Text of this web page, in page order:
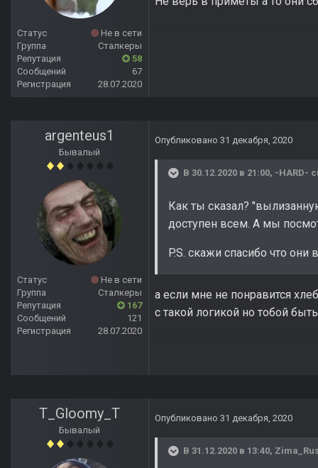
Статус
Не в сети
Группа
Сталкеры
Репутация
58
Сообщений
67
Регистрация
28.07.2020
argenteus1
Бывалый
Статус
Не в сети
Группа
Сталкеры
Репутация
167
Сообщений
121
Регистрация
28.07.2020
Опубликовано 31 декабря, 2020
В 30.12.2020 в 21:00, -HARD-
Как ты сказал?
доступен всем. А мы
P.S. скажи спасибо что
а если мне не понравится
с такой логикой но тобой
T_Gloomy_T
Бывалый
Опубликовано 31 декабря, 2020
В 31.12.2020 в 13:40,